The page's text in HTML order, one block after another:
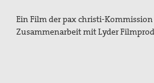
Atomwaffen
Ein Film der pax christi-
Zusammenarbeit mit Lyder